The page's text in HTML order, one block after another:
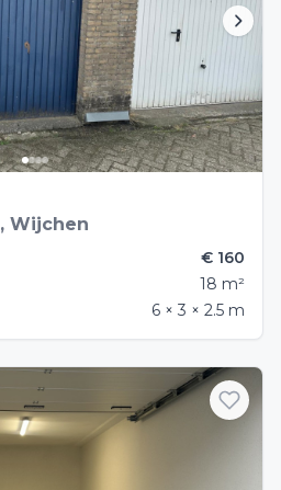
, Wijchen
€ 160
18 m²
6 × 3 × 2.5 m